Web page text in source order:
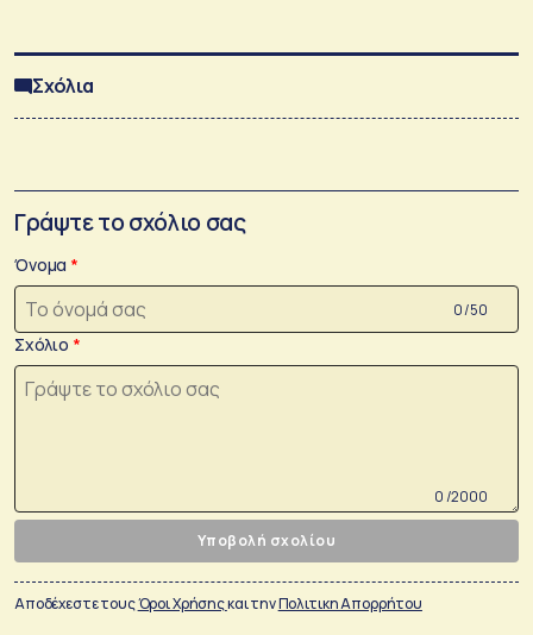
Σχόλια
Γράψτε το σχόλιο σας
Όνομα
0 /50
Σχόλιο
0 /2000
Υποβολή σχολίου
Αποδέχεστε τουςΌροι Χρήσηςκαι τηνΠολιτικη Απορρήτου